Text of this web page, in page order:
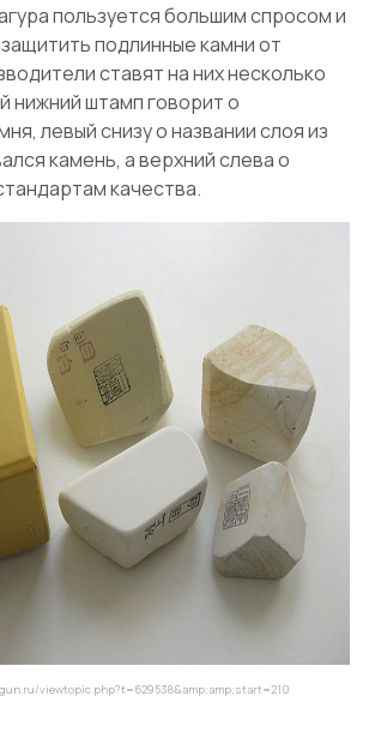
пользуется большим спросом и
подлинные камни от
ставят на них несколько
нижний штамп говорит о
левый снизу о названии слоя из
камень, а верхний слева о
качества.
viewtopic.php?t=629538&amp;amp;start=210